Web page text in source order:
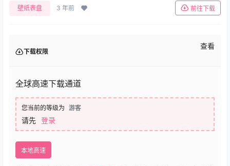
壁纸表盘 3 年前 前往下载
下载权限
查看
全球高速下载通道
您当前的等级为 游客
请先 登录
本地高速